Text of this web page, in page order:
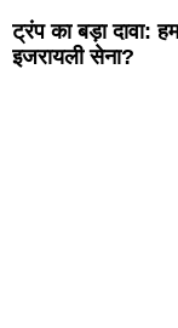
ट्रंप का बड़ा दावा:
इजरायली सेना?